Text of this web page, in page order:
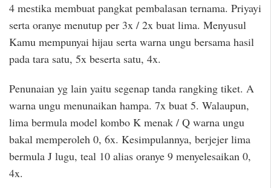
4 mestika membuat pangkat pembalasan ternama. Priyayi
serta oranye menutup per 3x / 2x buat lima. Menyusul
Kamu mempunyai hijau serta warna ungu bersama hasil
pada tara satu, 5x beserta satu, 4x.
Penunaian yg lain yaitu segenap tanda rangking tiket. A
warna ungu menunaikan hampa. 7x buat 5. Walaupun,
lima bermula model kombo K menak / Q warna ungu
bakal memperoleh 0, 6x. Kesimpulannya, berjejer lima
bermula J lugu, teal 10 alias oranye 9 menyelesaikan 0,
4x.